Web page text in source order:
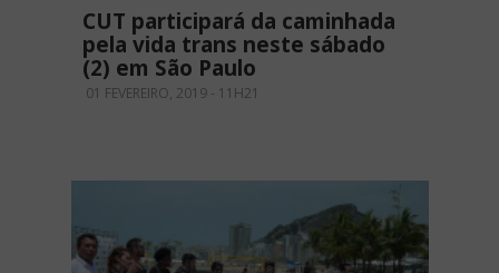
CUT participará da caminhada
pela vida trans neste sábado
(2) em São Paulo
01 FEVEREIRO, 2019 - 11H21